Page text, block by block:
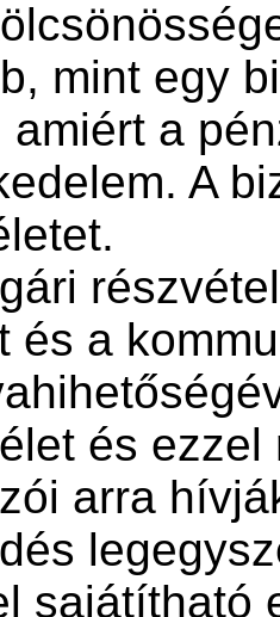
mint egy
amiért a
A
és a
és
arra
sajátítható